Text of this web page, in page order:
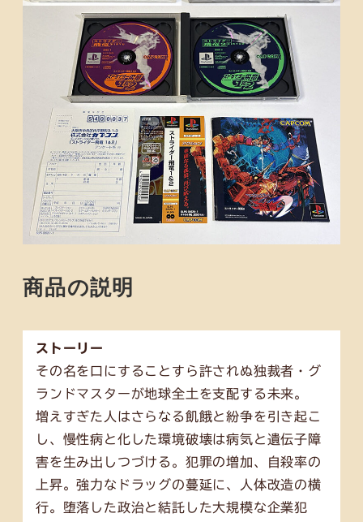
商品の説明
ストーリー
その名を口にすることすら許されぬ独裁者・グ
ランドマスターが地球全土を支配する未来。
増えすぎた人はさらなる飢餓と紛争を引き起こ
し、慢性病と化した環境破壊は病気と遺伝子障
害を生み出しつづける。犯罪の増加、自殺率の
上昇。強力なドラッグの蔓延に、人体改造の横
行。堕落した政治と結託した大規模な企業犯